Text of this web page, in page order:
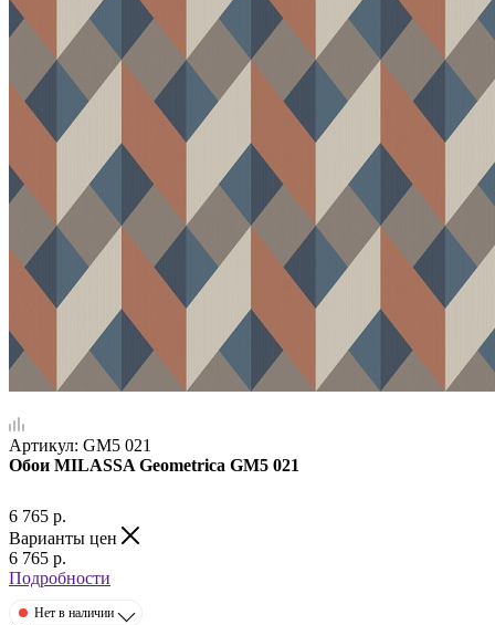
Артикул: GM5 021
Обои MILASSA Geometrica GM5 021
6 765 р.
Варианты цен
6 765 р.
Подробности
Нет в наличии